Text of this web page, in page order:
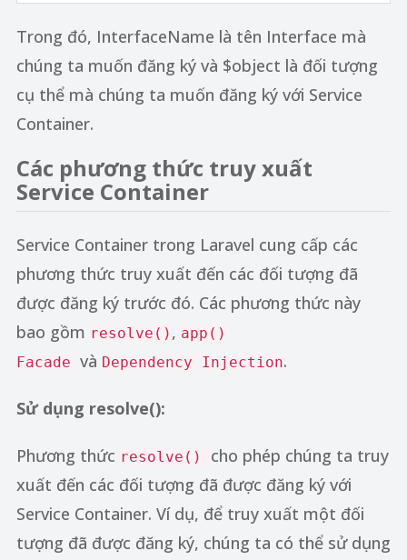
Trong đó, InterfaceName là tên Interface mà
chúng ta muốn đăng ký và $object là đối tượng
cụ thể mà chúng ta muốn đăng ký với Service
Container.
Các phương thức truy xuất
Service Container
Service Container trong Laravel cung cấp các
phương thức truy xuất đến các đối tượng đã
được đăng ký trước đó. Các phương thức này
bao gồm resolve() , app()
Facade và Dependency Injection.
Sử dụng resolve():
Phương thức resolve() cho phép chúng ta truy
xuất đến các đối tượng đã được đăng ký với
Service Container. Ví dụ, để truy xuất một đối
tượng đã được đăng ký, chúng ta có thể sử dụng